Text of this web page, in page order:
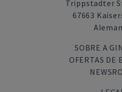
Trippstadter
67663
SOBRE A
OFERTAS DE